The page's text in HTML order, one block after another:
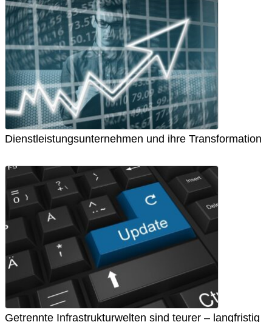
Dienstleistungsunternehmen und ihre Transformation
Getrennte Infrastrukturwelten sind teurer – langfristig